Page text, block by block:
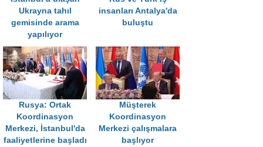
Ukrayna tahıl
gemisinde arama
yapılıyor
insanları Antalya'da
buluştu
Rusya: Ortak
Koordinasyon
Merkezi, İstanbul'da
faaliyetlerine başladı
Müşterek
Koordinasyon
Merkezi çalışmalara
başlıyor